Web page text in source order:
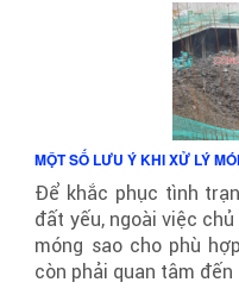
MỘT SỐ LƯU Ý KHI XỬ LÝ
Để khắc phục tình
đất yếu, ngoài việc
móng sao cho phù
còn phải quan tâm